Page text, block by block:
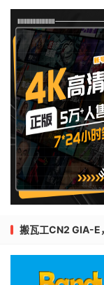
搬瓦工CN2 GIA-E